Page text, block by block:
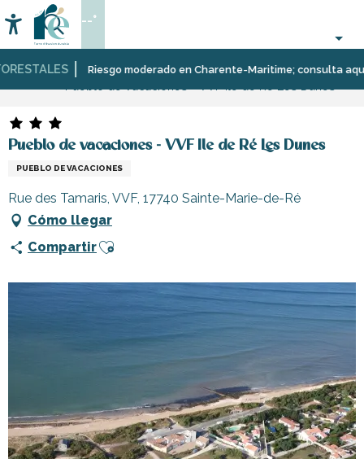
au
contenu
principal
Riesgo moderado en Charente-Maritime; consulta aquí
Accessibilité
Buscar
--°
Página Web EstanciaAlojamientoResidencias
Pueblo de vacaciones - VVF Ile de Ré Les Dunes
PUEBLO DE VACACIONES
Rue des Tamaris, VVF, 17740 Sainte-Marie-de-Ré
Cómo llegar
CompartirAjouter aux favoris